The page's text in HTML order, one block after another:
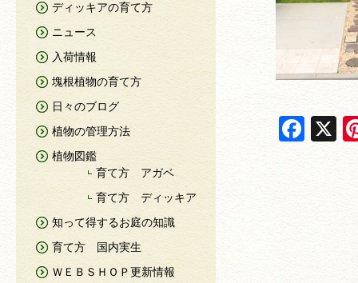
F
X
ディッキアの育て方
ニュース
入荷情報
塊根植物の育て方
日々のブログ
植物の管理方法
植物図鑑
育て方 アガベ
育て方 ディッキア
知って得するお庭の知識
育て方 国内実生
ＷＥＢＳＨＯＰ更新情報